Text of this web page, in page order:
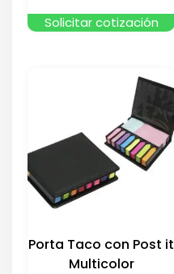
Solicitar cotización
Porta Taco con Post it
Multicolor